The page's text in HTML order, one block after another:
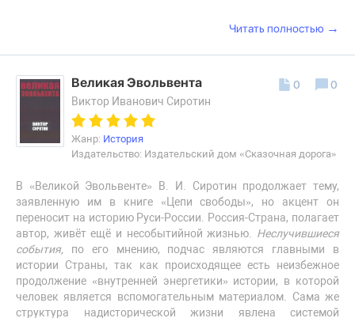
Читать полностью →
Великая Эвольвента
Виктор Иванович Сиротин
Жанр: История
Издательство: Издательский дом «Сказочная дорога»
В «Великой Эвольвенте» В. И. Сиротин продолжает тему,
заявленную им в книге «Цепи свободы», но акцент он
переносит на историю Руси-России. Россия-Страна, полагает
автор, живёт ещё и несобытийной жизнью. Неслучившиеся
события, по его мнению, подчас являются главными в
истории Страны, так как происходящее есть неизбежное
продолжение «внутренней энергетики» истории, в которой
человек является вспомогательным материалом. Сама же
структура надисторической жизни явлена системой
0 0